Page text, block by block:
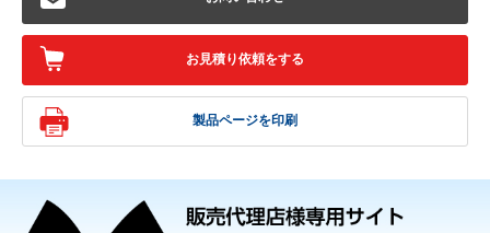
お見積り依頼をする
製品ページを印刷